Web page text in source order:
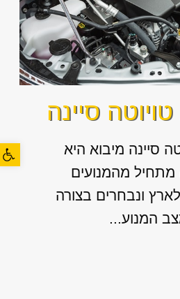
פתח
סיינה
סיינה מיבוא היא
מתחיל מהמנועים
ונבחרים בצורה
המנוע...